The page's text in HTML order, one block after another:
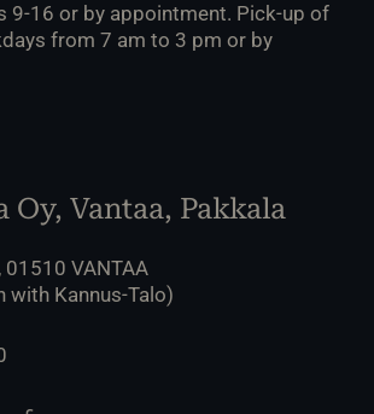
9-16 or by appointment. Pick-up of
from 7 am to 3 pm or by
Oy, Vantaa, Pakkala
VANTAA
with Kannus-Talo)